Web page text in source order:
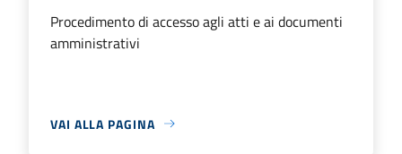
Procedimento di accesso agli atti e ai documenti
amministrativi
VAI ALLA PAGINA